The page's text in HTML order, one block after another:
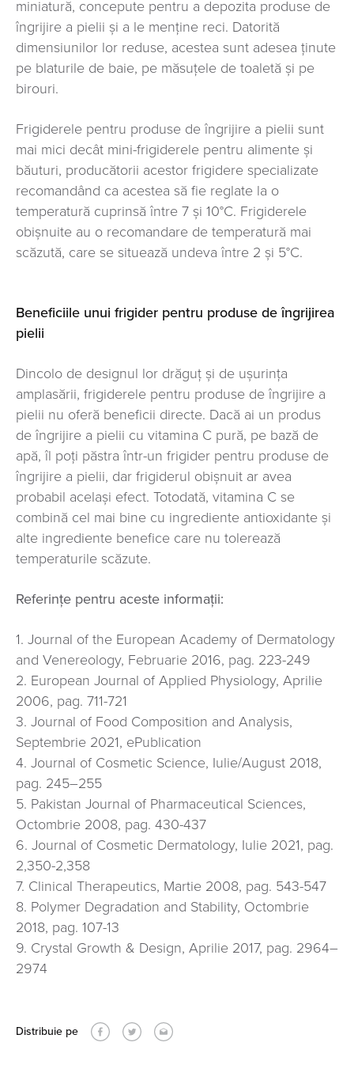
miniatură, concepute pentru a depozita produse de
îngrijire a pielii și a le menține reci. Datorită
dimensiunilor lor reduse, acestea sunt adesea ținute
pe blaturile de baie, pe măsuțele de toaletă și pe
birouri.
Frigiderele pentru produse de îngrijire a pielii sunt
mai mici decât mini-frigiderele pentru alimente și
băuturi, producătorii acestor frigidere specializate
recomandând ca acestea să fie reglate la o
temperatură cuprinsă între 7 și 10°C. Frigiderele
obișnuite au o recomandare de temperatură mai
scăzută, care se situează undeva între 2 și 5°C.
Beneficiile unui frigider pentru produse de îngrijirea
pielii
Dincolo de designul lor drăguț și de ușurința
amplasării, frigiderele pentru produse de îngrijire a
pielii nu oferă beneficii directe. Dacă ai un produs
de îngrijire a pielii cu vitamina C pură, pe bază de
apă, îl poți păstra într-un frigider pentru produse de
îngrijire a pielii, dar frigiderul obișnuit ar avea
probabil același efect. Totodată, vitamina C se
combină cel mai bine cu ingrediente antioxidante și
alte ingrediente benefice care nu tolerează
temperaturile scăzute.
Referințe pentru aceste informații:
1. Journal of the European Academy of Dermatology
and Venereology, Februarie 2016, pag. 223-249
2. European Journal of Applied Physiology, Aprilie
2006, pag. 711-721
3. Journal of Food Composition and Analysis,
Septembrie 2021, ePublication
4. Journal of Cosmetic Science, Iulie/August 2018,
pag. 245–255
5. Pakistan Journal of Pharmaceutical Sciences,
Octombrie 2008, pag. 430-437
6. Journal of Cosmetic Dermatology, Iulie 2021, pag.
2,350-2,358
7. Clinical Therapeutics, Martie 2008, pag. 543-547
8. Polymer Degradation and Stability, Octombrie
2018, pag. 107-13
9. Crystal Growth & Design, Aprilie 2017, pag. 2964–
2974
Distribuie pe